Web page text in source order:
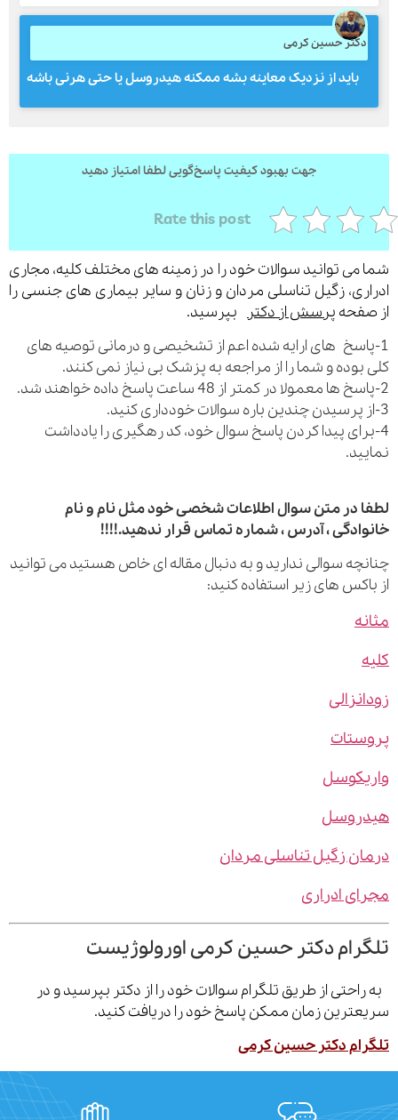
دکتر حسین کرمی
باید از نزدیک معاینه بشه ممکنه هیدروسل یا حتی هرنی باشه
جهت بهبود کیفیت پاسخ‌گویی لطفا امتیاز دهید
Rate this post
توانید سوالات خود را در زمینه های مختلف کلیه، مجاری
زگیل تناسلی مردان و زنان و سایر بیماری های جنسی را
پرسش از دکتربپرسید.
های ارایه شده اعم از تشخیصی و درمانی توصیه های
و شما را از مراجعه به پزشک بی نیاز نمی کنند.
پیدا کردن پاسخ سوال خود، کد رهگیری را یادداشت
در متن سوال اطلاعات شخصی خود مثل نام و نام
، آدرس ، شماره تماس قرار ندهید.!!!!
سوالی ندارید و به دنبال مقاله ای خاص هستید می توانید
های زیر استفاده کنید:
زگیل تناسلی مردان
ادراری
دکتر حسین کرمی اورولوژیست
از طریق تلگرام سوالات خود را از دکتر بپرسید و در
زمان ممکن پاسخ خود را دریافت کنید.
دکتر حسین کرمی